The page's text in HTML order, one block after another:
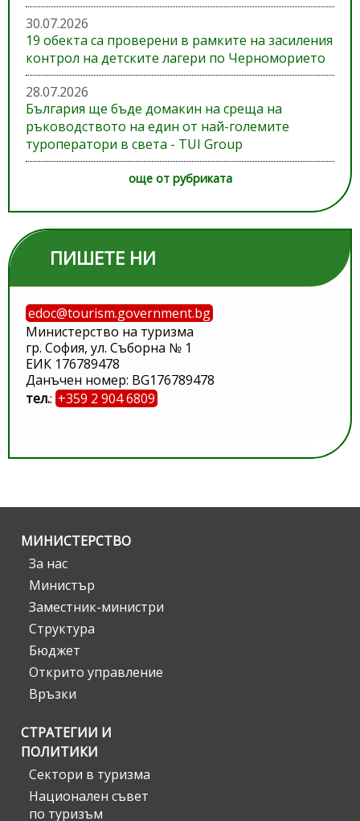
30.07.2026
19 обекта са проверени в рамките на засиления
контрол на детските лагери по Черноморието
28.07.2026
България ще бъде домакин на среща на
ръководството на един от най-големите
туроператори в света - TUI Group
още от рубриката
ПИШЕТЕ НИ
edoc@tourism.government.bg
Министерство на туризма
гр. София, ул. Съборна № 1
ЕИК 176789478
Данъчен номер: BG176789478
тел.: +359 2 904 6809
МИНИСТЕРСТВО
За нас
Министър
Заместник-министри
Структура
Бюджет
Открито управление
Връзки
СТРАТЕГИИ И
ПОЛИТИКИ
Сектори в туризма
Национален съвет
по туризъм